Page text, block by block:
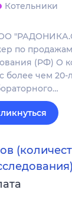
Котельники
по
(РФ) О
более чем 20-